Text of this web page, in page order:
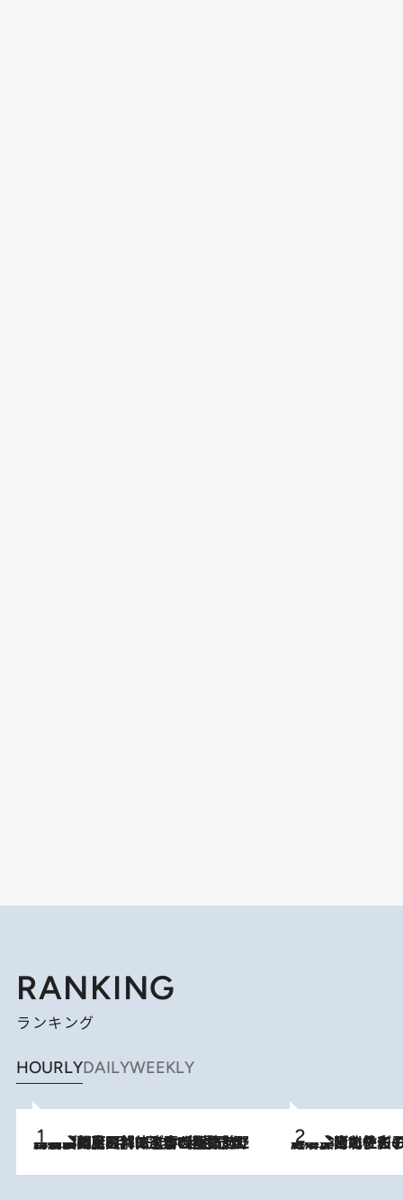
RANKING
ランキング
HOURLYDAILYWEEKLY
2026.8.8
「最後に見られてよかった」上野動物園の東園パンダ舎が解体前に特別公開。8月16日まで延長されたパネル展と共に辿る“半世紀”のパンダ飼育《解体工事の図面あり》 2026.8.3
《「文士の子ども被害者の会」発足！》阿川佐和子（72）が語る遠藤周作に北杜夫、劇作家・矢代静一の子どもたちの“文豪プライベート事件簿”